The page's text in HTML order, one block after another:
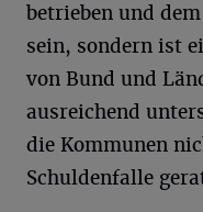
betrieben und
sein, sondern ist
von Bund und
ausreichend
die Kommunen
Schuldenfalle